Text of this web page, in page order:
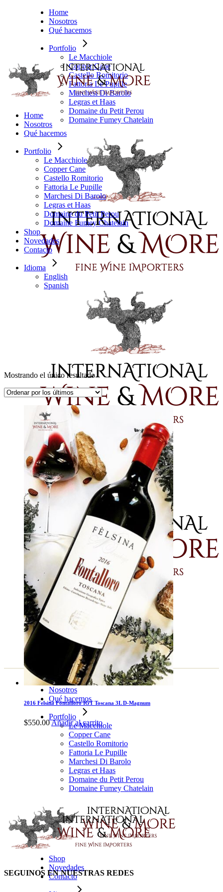
Home
Nosotros
Qué hacemos
Portfolio
Le Macchiole
Copper Cane
Castello Romitorio
Fattoria Le Pupille
Marchesi Di Barolo
Legras et Haas
Domaine du Petit Perou
Domaine Fumey Chatelain
Shop
Novedades
Contacto
Idioma
English
Spanish
Home
Nosotros
Qué hacemos
Portfolio
Le Macchiole
Copper Cane
Castello Romitorio
Fattoria Le Pupille
Marchesi Di Barolo
Legras et Haas
Domaine du Petit Perou
Domaine Fumey Chatelain
Shop
Novedades
Contacto
Home
Nosotros
Qué hacemos
Portfolio
Le Macchiole
Copper Cane
Castello Romitorio
Fattoria Le Pupille
Marchesi Di Barolo
Legras et Haas
Domaine du Petit Perou
Domaine Fumey Chatelain
Shop
Novedades
Contacto
Idioma
English
Spanish
Mostrando el único resultado
2016 Felsina Fontalloro IGT Toscana 3L D-Magnum
$550.00Añadir al carrito
SEGUINOS EN NUESTRAS REDES